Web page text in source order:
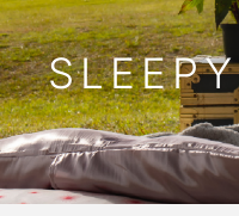
SLEEPY